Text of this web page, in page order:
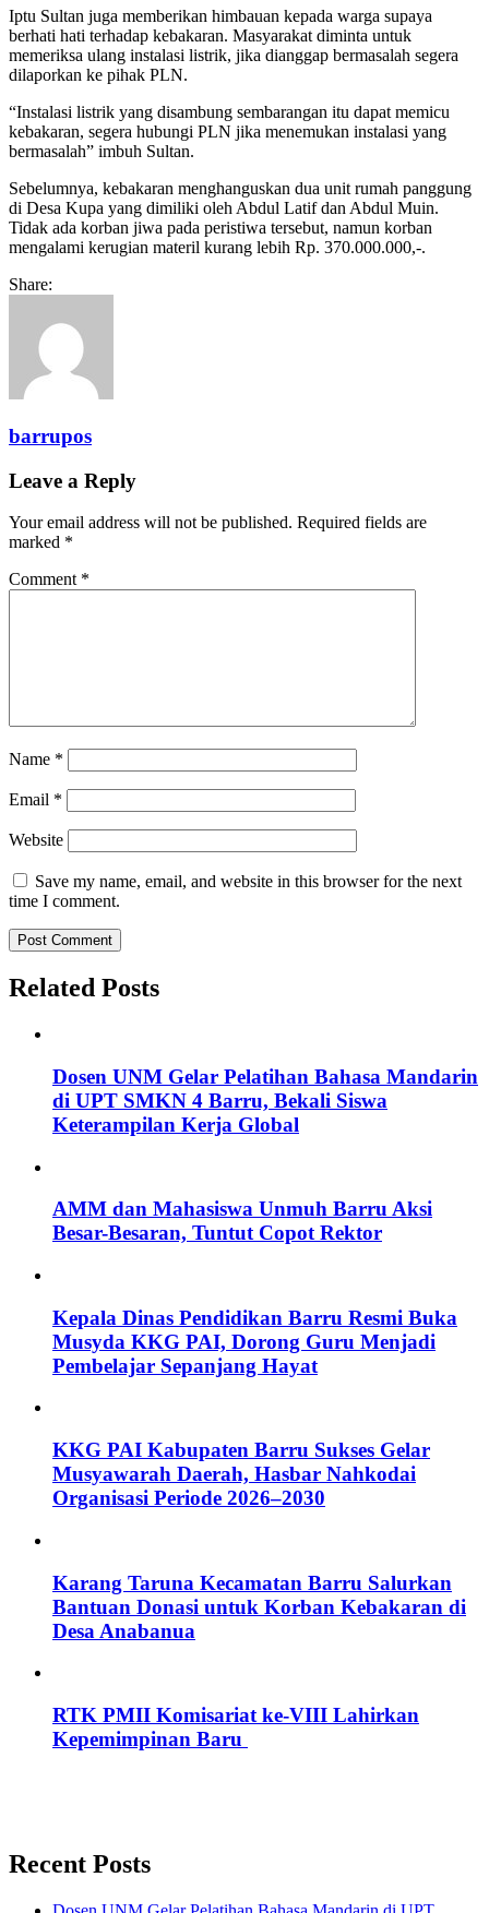
Iptu Sultan juga memberikan himbauan kepada warga supaya
berhati hati terhadap kebakaran. Masyarakat diminta untuk
memeriksa ulang instalasi listrik, jika dianggap bermasalah segera
dilaporkan ke pihak PLN.
“Instalasi listrik yang disambung sembarangan itu dapat memicu
kebakaran, segera hubungi PLN jika menemukan instalasi yang
bermasalah” imbuh Sultan.
Sebelumnya, kebakaran menghanguskan dua unit rumah panggung
di Desa Kupa yang dimiliki oleh Abdul Latif dan Abdul Muin.
Tidak ada korban jiwa pada peristiwa tersebut, namun korban
mengalami kerugian materil kurang lebih Rp. 370.000.000,-.
Share:
barrupos
Leave a Reply
Your email address will not be published. Required fields are
marked *
Comment *
Name *
Email *
Website
Save my name, email, and website in this browser for the next
time I comment.
Related Posts
Dosen UNM Gelar Pelatihan Bahasa Mandarin
di UPT SMKN 4 Barru, Bekali Siswa
Keterampilan Kerja Global
AMM dan Mahasiswa Unmuh Barru Aksi
Besar-Besaran, Tuntut Copot Rektor
Kepala Dinas Pendidikan Barru Resmi Buka
Musyda KKG PAI, Dorong Guru Menjadi
Pembelajar Sepanjang Hayat
KKG PAI Kabupaten Barru Sukses Gelar
Musyawarah Daerah, Hasbar Nahkodai
Organisasi Periode 2026–2030
Karang Taruna Kecamatan Barru Salurkan
Bantuan Donasi untuk Korban Kebakaran di
Desa Anabanua
RTK PMII Komisariat ke-VIII Lahirkan
Kepemimpinan Baru
Recent Posts